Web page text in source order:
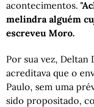
acontecimentos.
melindra alguém
escreveu Moro.
Por sua vez, Deltan
acreditava que o
Paulo, sem uma
sido propositado,